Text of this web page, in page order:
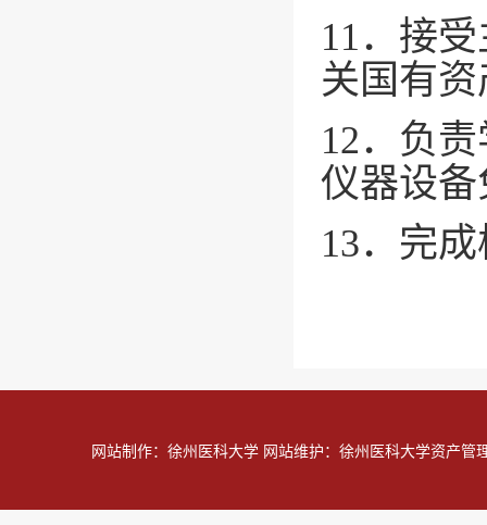
11．接
关国有
12．负
仪器设
13．完
网站制作：徐州医科大学 网站维护：徐州医科大学资产